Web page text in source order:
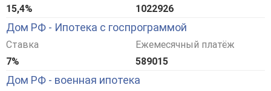
15,4%
1022926
Дом РФ - Ипотека с госпрограммой
Ставка
7%
Ежемесячный платёж
589015
Дом РФ - военная ипотека